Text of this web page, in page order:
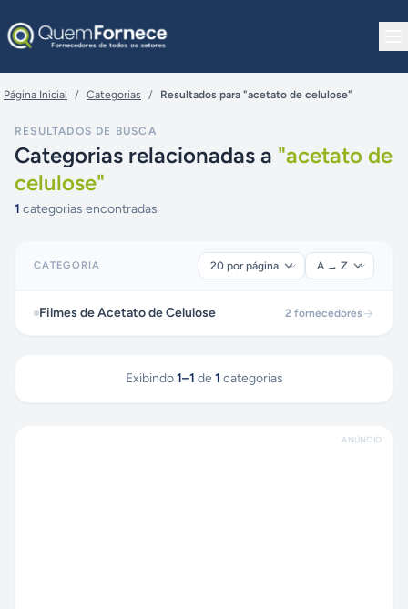
Página Inicial / Categorias / Resultados para "acetato de celulose"
RESULTADOS DE BUSCA
Categorias relacionadas a "acetato de
celulose"
1 categorias encontradas
CATEGORIA
Filmes de Acetato de Celulose 2 fornecedores
Exibindo 1–1 de 1 categorias
ANÚNCIO